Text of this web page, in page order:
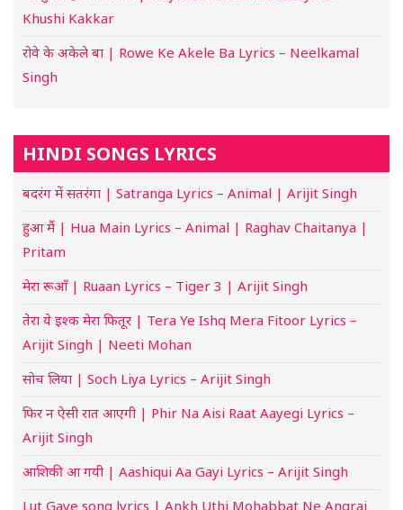
Khushi Kakkar
रोवे के अकेले बा | Rowe Ke Akele Ba Lyrics – Neelkamal
Singh
HINDI SONGS LYRICS
बदरंग में सतरंगा | Satranga Lyrics – Animal | Arijit Singh
हुआ मैं | Hua Main Lyrics – Animal | Raghav Chaitanya |
Pritam
मेरा रूआँ | Ruaan Lyrics – Tiger 3 | Arijit Singh
तेरा ये इश्क मेरा फितूर | Tera Ye Ishq Mera Fitoor Lyrics –
Arijit Singh | Neeti Mohan
सोच लिया | Soch Liya Lyrics – Arijit Singh
फिर न ऐसी रात आएगी | Phir Na Aisi Raat Aayegi Lyrics –
Arijit Singh
आशिकी आ गयी | Aashiqui Aa Gayi Lyrics – Arijit Singh
Lut Gaye song lyrics | Ankh Uthi Mohabbat Ne Angrai